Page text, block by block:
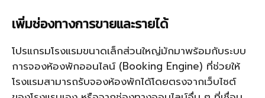
เพิ่มช่องทางการขายและรายได้
โปรแกรมโรงแรมขนาดเล็กส่วนใหญ่มักมาพร้อมกับระบบ
การจองห้องพักออนไลน์ (Booking Engine) ที่ช่วยให้
โรงแรมสามารถรับจองห้องพักได้โดยตรงจากเว็บไซต์